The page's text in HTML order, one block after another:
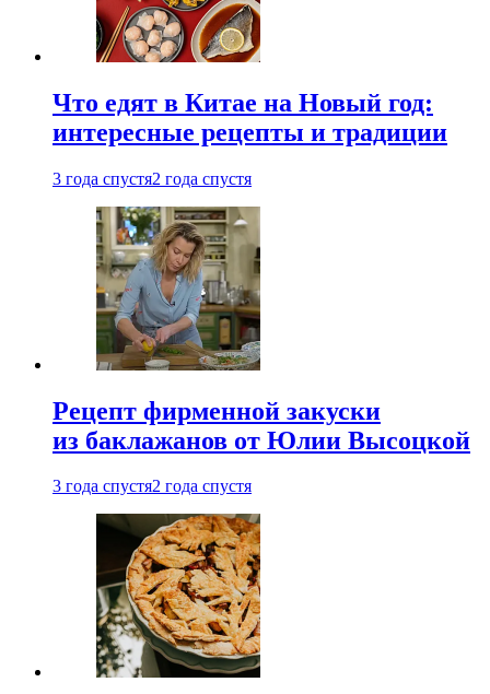
Что едят в Китае на Новый год:
интересные рецепты и традиции
3 года спустя2 года спустя
Рецепт фирменной закуски
из баклажанов от Юлии Высоцкой
3 года спустя2 года спустя